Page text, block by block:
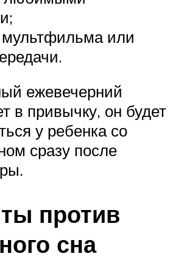
или
ежевечерний
в привычку, он будет
у ребенка со
сразу после
против
сна